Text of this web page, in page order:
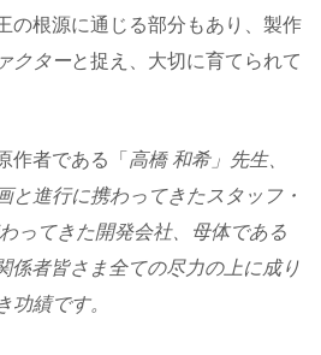
の根源に通じる部分もあり、製作
クターと捉え、大切に育てられて
作者である「 高橋 和希」先生、
と進行に携わってきたスタッフ・
ってきた開発会社、母体である
係者皆さま全ての尽力の上に成り
功績です。